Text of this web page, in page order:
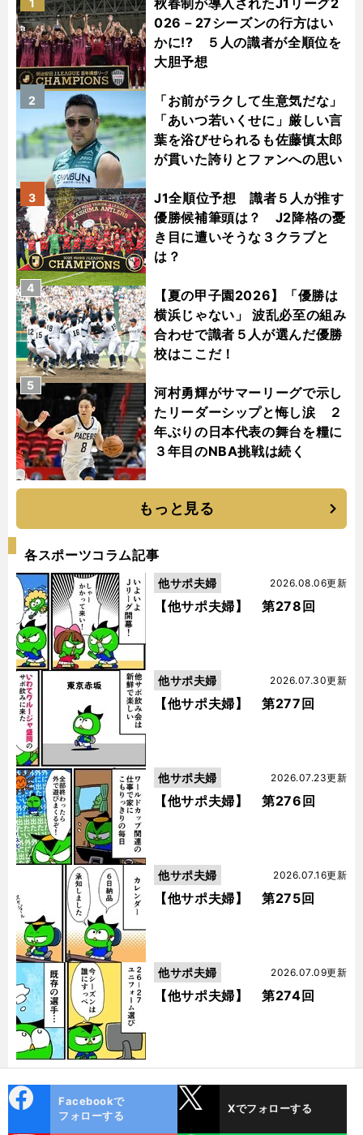
秋春制が導入されたJ1リーグ2
026－27シーズンの行方はい
かに!? ５人の識者が全順位を
大胆予想
1
「お前がラクして生意気だな」
「あいつ若いくせに」厳しい言
葉を浴びせられるも佐藤慎太郎
が貫いた誇りとファンへの思い
2
J1全順位予想 識者５人が推す
優勝候補筆頭は？ J2降格の憂
き目に遭いそうな３クラブと
は？
3
【夏の甲子園2026】「優勝は
横浜じゃない」 波乱必至の組み
合わせで識者５人が選んだ優勝
校はここだ！
4
河村勇輝がサマーリーグで示し
たリーダーシップと悔し涙 ２
年ぶりの日本代表の舞台を糧に
３年目のNBA挑戦は続く
5
もっと見る
各スポーツコラム記事
【他サポ夫婦】 第278回
2026.08.06更新
他サポ夫婦
【他サポ夫婦】 第277回
2026.07.30更新
他サポ夫婦
【他サポ夫婦】 第276回
2026.07.23更新
他サポ夫婦
【他サポ夫婦】 第275回
2026.07.16更新
他サポ夫婦
【他サポ夫婦】 第274回
2026.07.09更新
他サポ夫婦
ok
Facebookで
フォローする
Xでフォローする